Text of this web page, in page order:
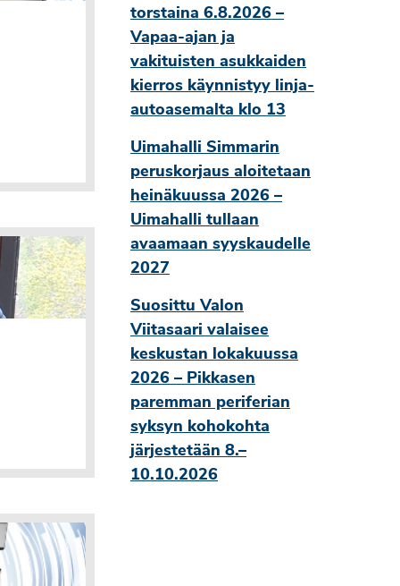
torstaina 6.8.2026 –
Vapaa-ajan ja
vakituisten asukkaiden
kierros käynnistyy linja-
autoasemalta klo 13
Uimahalli Simmarin
peruskorjaus aloitetaan
heinäkuussa 2026 –
Uimahalli tullaan
avaamaan syyskaudelle
2027
Suosittu Valon
Viitasaari valaisee
keskustan lokakuussa
2026 – Pikkasen
paremman periferian
syksyn kohokohta
järjestetään 8.–
10.10.2026